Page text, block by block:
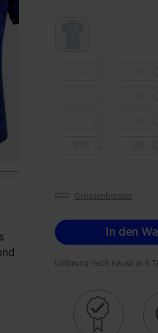
grössenberater
In den
Lieferung nach Hause in 6